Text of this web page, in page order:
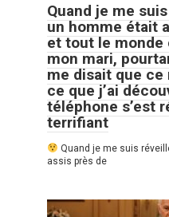
Quand je me
un homme était
et tout le monde
mon mari,
me disait que ce
ce que j’ai
téléphone s’est
terrifiant
Quand je me suis
assis près de